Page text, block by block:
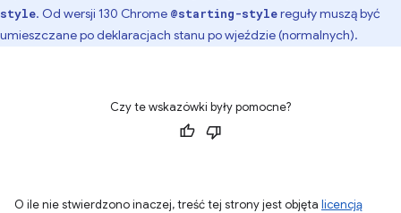
style. Od wersji 130 Chrome @starting-stylereguły muszą być
umieszczane po deklaracjach stanu po wjeździe (normalnych).
Czy te wskazówki były pomocne?
O ile nie stwierdzono inaczej, treść tej strony jest objęta licencją